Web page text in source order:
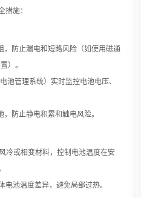
措施：
，防止漏电和短路风险（如使用磁通
）。
池管理系统）实时监控电池电压、
，防止静电积累和触电风险。
冷或相变材料，控制电池温度在安
电池温度差异，避免局部过热。